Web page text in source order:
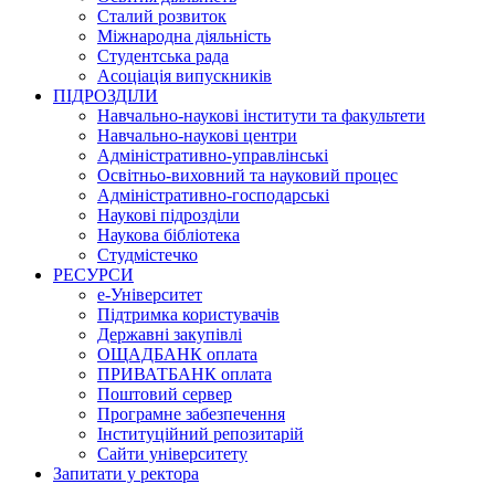
Сталий розвиток
Міжнародна діяльність
Студентська рада
Асоціація випускників
ПІДРОЗДІЛИ
Навчально-наукові інститути та факультети
Навчально-наукові центри
Адміністративно-управлінські
Освітньо-виховний та науковий процес
Адміністративно-господарські
Наукові підрозділи
Наукова бібліотека
Студмістечко
РЕСУРСИ
е-Університет
Підтримка користувачів
Державні закупівлі
ОЩАДБАНК оплата
ПРИВАТБАНК оплата
Поштовий сервер
Програмне забезпечення
Інституційний репозитарій
Сайти університету
Запитати у ректора